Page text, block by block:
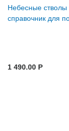
Небесные стволы
справочник для
1 490.00 P